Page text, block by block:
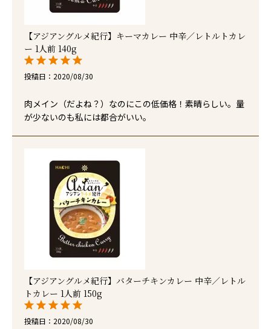
【アジアングルメ紀行】キーマカレー 中辛／レトルトカレ
ー 1人前 140g
投稿日 2020/08/30
肉メイン（だよね？）なのにこの低価格！素晴らしい。量
が少ないのも私には都合がいい。
【アジアングルメ紀行】バターチキンカレー 中辛／レトル
トカレー 1人前 150g
投稿日 2020/08/30